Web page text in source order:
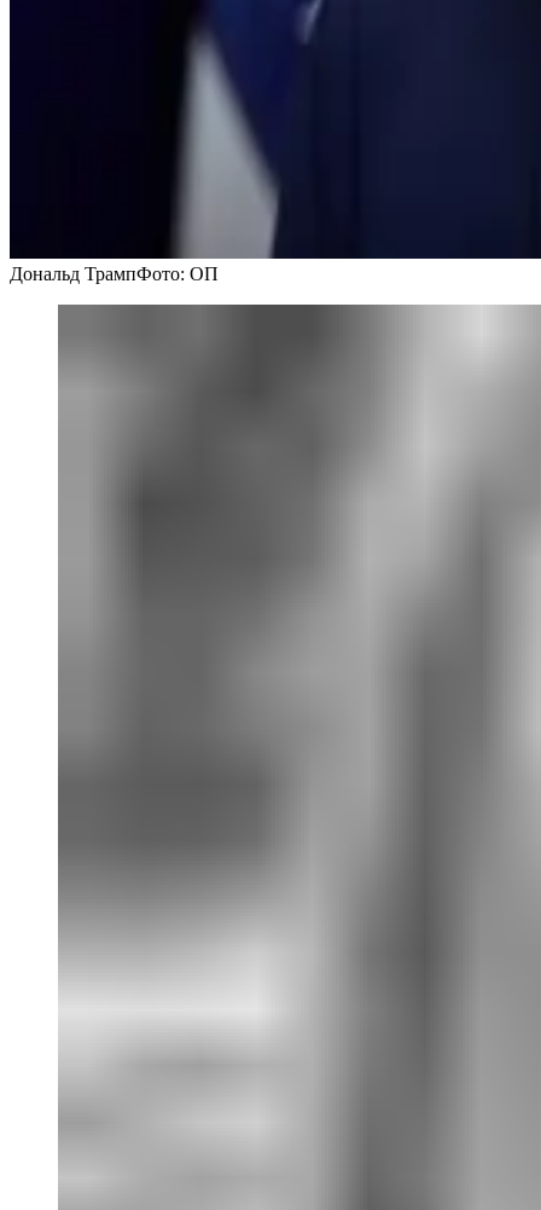
Дональд ТрампФото: ОП